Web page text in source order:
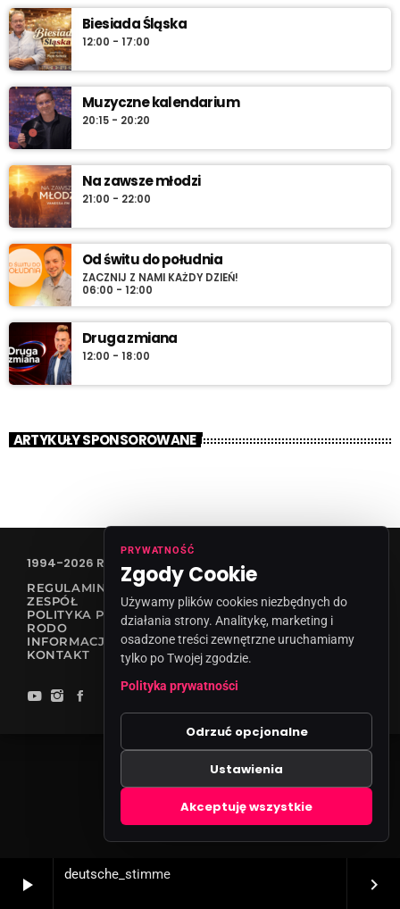
play_arrow
deutsche_stimme
keyboard_arrow_right
regionie.
Biesiada Śląska
12:00 - 17:00
Muzyczne kalendarium
20:15 - 20:20
Na zawsze młodzi
21:00 - 22:00
Od świtu do południa
ZACZNIJ Z NAMI KAŻDY DZIEŃ!
06:00 - 12:00
Druga zmiana
12:00 - 18:00
ARTYKUŁY SPONSOROWANE
1994-2026 RADIO VANESSA SPÓŁKA Z O.O
REGULAMIN KONKURSÓW
ZESPÓŁ
POLITYKA PRYWATNOŚCI
RODO
INFORMACJA O NADAWCY
KONTAKT
PRYWATNOŚĆ
Zgody Cookie
Używamy plików cookies niezbędnych do
działania strony. Analitykę, marketing i
osadzone treści zewnętrzne uruchamiamy
tylko po Twojej zgodzie.
Polityka prywatności
Odrzuć opcjonalne
Ustawienia
Akceptuję wszystkie
Zgody cookies